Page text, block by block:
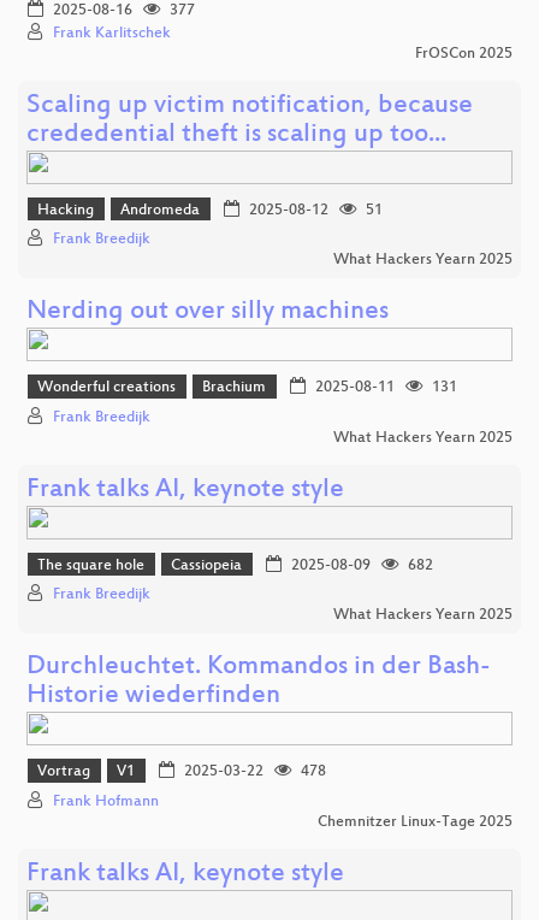
2025-08-16
377
Frank Karlitschek
FrOSCon 2025
Scaling up victim notification, because
crededential theft is scaling up too...
Hacking Andromeda 2025-08-12
51
Frank Breedijk
What Hackers Yearn 2025
Nerding out over silly machines
Wonderful creations Brachium 2025-08-11
131
Frank Breedijk
What Hackers Yearn 2025
Frank talks AI, keynote style
The square hole Cassiopeia 2025-08-09
682
Frank Breedijk
What Hackers Yearn 2025
Durchleuchtet. Kommandos in der Bash-
Historie wiederfinden
Vortrag V1 2025-03-22
478
Frank Hofmann
Chemnitzer Linux-Tage 2025
Frank talks AI, keynote style